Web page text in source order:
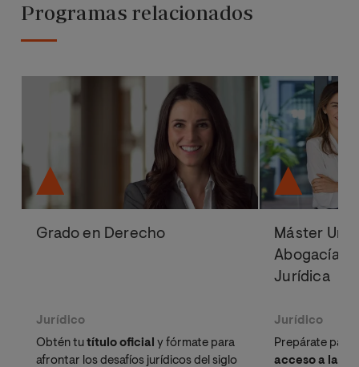
Programas relacionados
Grado en Derecho
Jurídico
Obtén tutítulo oficial y fórmate para
afrontar los desafíos jurídicos del siglo
Máster
Abogacía,
Jurídica
Jurídico
Prepárate para
acceso a la